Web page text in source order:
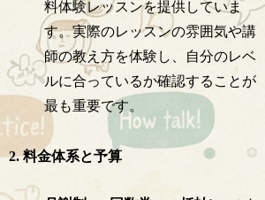
料体験レッスンを提供していま
す。実際のレッスンの雰囲気や講
師の教え方を体験し、自分のレベ
ルに合っているか確認することが
最も重要です。
2. 料金体系と予算